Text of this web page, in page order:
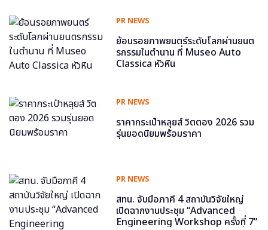
PR NEWS
ย้อนรอยภาพยนตร์ระดับโลกผ่านยนต
รกรรมในตำนาน ที่ Museo Auto
Classica หัวหิน
PR NEWS
ราคากระเป๋าหลุยส์ วิตตอง 2026 รวม
รุ่นยอดนิยมพร้อมราคา
PR NEWS
สทน. จับมือภาคี 4 สถาบันวิจัยใหญ่
เปิดฉากงานประชุม “Advanced
Engineering Workshop ครั้งที่ 7”